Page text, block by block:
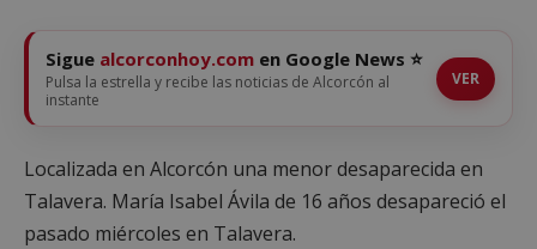
Sigue alcorconhoy.com en Google News ⭐
Pulsa la estrella y recibe las noticias de Alcorcón al
instante
VER
Localizada en Alcorcón una menor desaparecida en
Talavera. María Isabel Ávila de 16 años desapareció el
pasado miércoles en Talavera.